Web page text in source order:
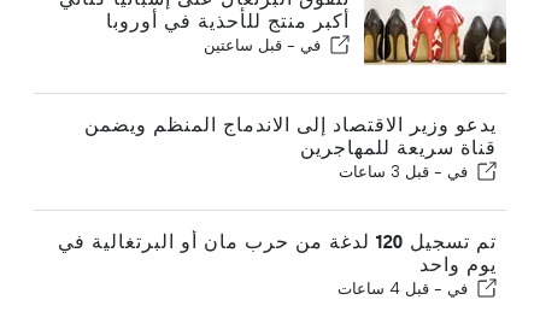
أكبر منتج للأحذية في أوروبا
في - قبل ساعتين
يدعو وزير الاقتصاد إلى الاندماج المنظم ويضمن
قناة سريعة للمهاجرين
في - قبل 3 ساعات
تم تسجيل 120 لدغة من حرب مان أو البرتغالية في
يوم واحد
في - قبل 4 ساعات